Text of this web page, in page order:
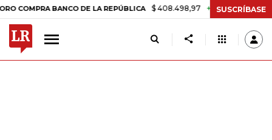
BANCO DE LA REPÚBLICA $ 408.498,97 +$ 8.753,81 +2,19%
SUSCRÍBASE